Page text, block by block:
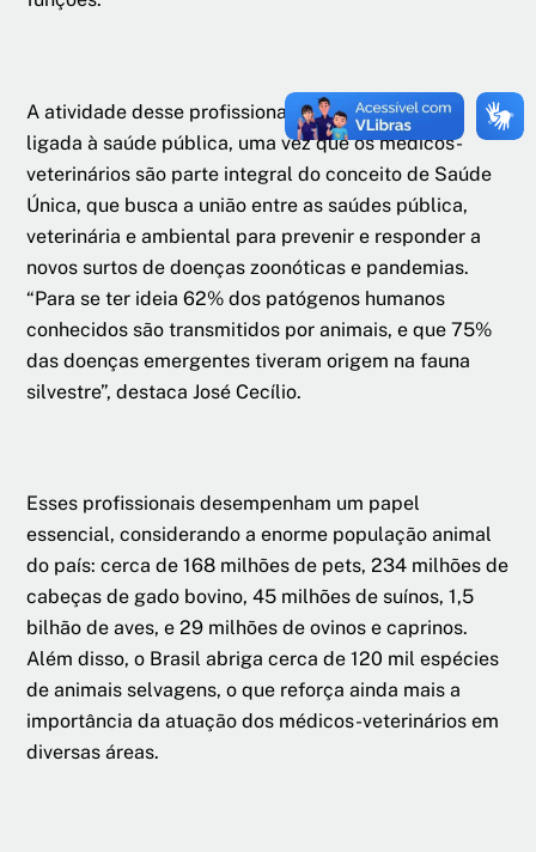
A atividade desse profissional está diretamente
ligada à saúde pública, uma vez que os médicos-
veterinários são parte integral do conceito de Saúde
Única, que busca a união entre as saúdes pública,
veterinária e ambiental para prevenir e responder a
novos surtos de doenças zoonóticas e pandemias.
“Para se ter ideia 62% dos patógenos humanos
conhecidos são transmitidos por animais, e que 75%
das doenças emergentes tiveram origem na fauna
silvestre”, destaca José Cecílio.
Esses profissionais desempenham um papel
essencial, considerando a enorme população animal
do país: cerca de 168 milhões de pets, 234 milhões de
cabeças de gado bovino, 45 milhões de suínos, 1,5
bilhão de aves, e 29 milhões de ovinos e caprinos.
Além disso, o Brasil abriga cerca de 120 mil espécies
de animais selvagens, o que reforça ainda mais a
importância da atuação dos médicos-veterinários em
diversas áreas.